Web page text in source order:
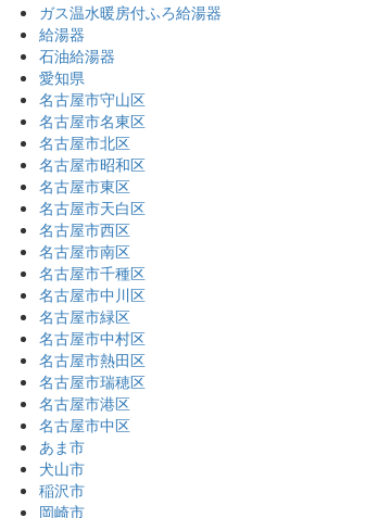
ガス温水暖房付ふろ給湯器
給湯器
石油給湯器
愛知県
名古屋市守山区
名古屋市名東区
名古屋市北区
名古屋市昭和区
名古屋市東区
名古屋市天白区
名古屋市西区
名古屋市南区
名古屋市千種区
名古屋市中川区
名古屋市緑区
名古屋市中村区
名古屋市熱田区
名古屋市瑞穂区
名古屋市港区
名古屋市中区
あま市
犬山市
稲沢市
岡崎市